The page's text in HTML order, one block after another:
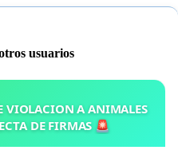
usuarios
VIOLACION A ANIMALES
DE FIRMAS 🚨